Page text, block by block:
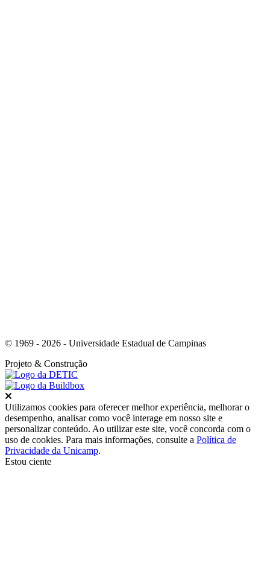
© 1969 - 2026 - Universidade Estadual de Campinas
Projeto & Construção
Utilizamos cookies para oferecer melhor experiência, melhorar o
desempenho, analisar como você interage em nosso site e
personalizar conteúdo. Ao utilizar este site, você concorda com o
uso de cookies. Para mais informações, consulte a Política de
Privacidade da Unicamp.
Estou ciente